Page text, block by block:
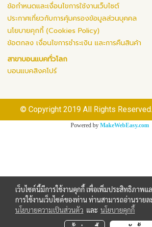
ข้อกำหนดและเงื่อนไขการใช้งานเว็บไซต์
ประกาศเกี่ยวกับการคุ้มครองข้อมูลส่วนบุคคล
นโยบายคุกกี้ (Cookies Policy)
ข้อตกลง เงื่อนไขการชำระเงิน และการคืนสินค้า
สาขาบอนแบคทั่วโลก
บอนแบคสิงคโปร์
© Copyright 2019 All Rights
Powered by MakeWebEasy.com
เว็บไซต์นี้มีการใช้งานคุกกี้ เพื่อเพิ่มประสิทธิภาพ
การใช้งานเว็บไซต์ของท่าน ท่านสามารถอ่านรายล
นโยบายความเป็นส่วนตัว และ นโยบายคุกกี้